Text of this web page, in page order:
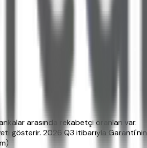
arasında rekabetçi oranları var.
gösterir. 2026 Q3 itibarıyla Garanti'nin